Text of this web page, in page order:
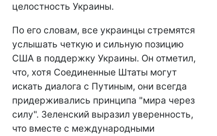
целостность Украины.
По его словам, все украинцы стремятся
услышать четкую и сильную позицию
США в поддержку Украины. Он отметил,
что, хотя Соединенные Штаты могут
искать диалога с Путиным, они всегда
придерживались принципа "мира через
силу". Зеленский выразил уверенность,
что вместе с международными